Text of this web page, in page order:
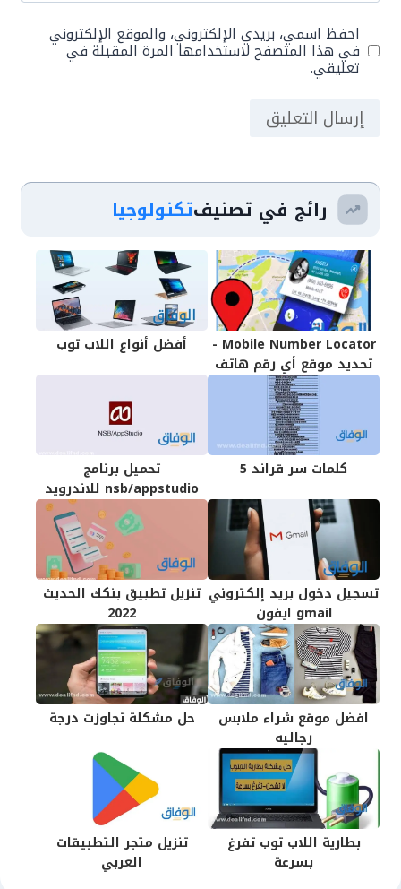
احفظ اسمي، بريدي الإلكتروني، والموقع الإلكتروني
في هذا المتصفح لاستخدامها المرة المقبلة في
تعليقي.
رائج في تصنيفتكنولوجيا
Mobile Number Locator -
تحديد موقع أي رقم هاتف
أفضل أنواع اللاب توب
كلمات سر قراند 5
تحميل برنامج
nsb/appstudio للاندرويد
تسجيل دخول بريد إلكتروني
gmail ايفون
تنزيل تطبيق بنكك الحديث
2022
افضل موقع شراء ملابس
رجاليه
حل مشكلة تجاوزت درجة
بطارية اللاب توب تفرغ
بسرعة
تنزيل متجر التطبيقات
العربي